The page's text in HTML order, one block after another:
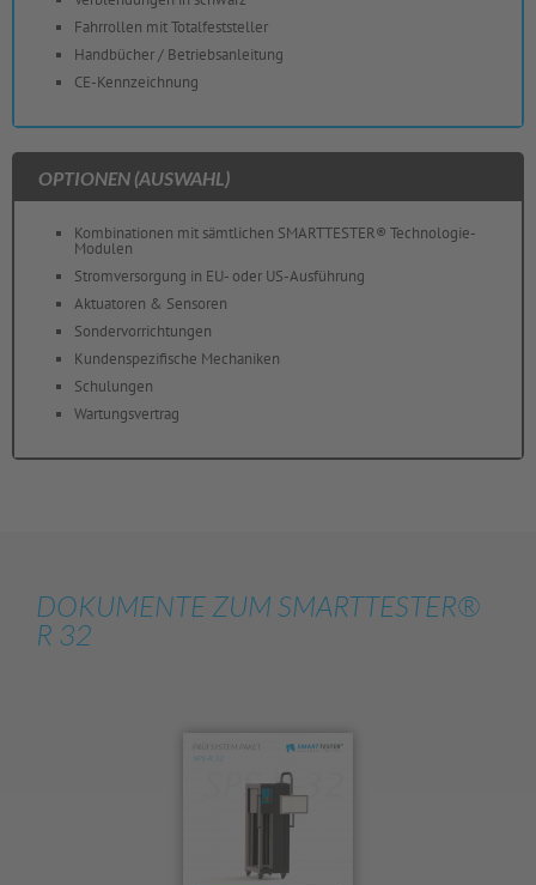
Fahrrollen mit Totalfeststeller
Handbücher / Betriebsanleitung
CE-Kennzeichnung
OPTIONEN (AUSWAHL)
Kombinationen mit sämtlichen SMARTTESTER® Technologie-
Modulen
Stromversorgung in EU- oder US-Ausführung
Aktuatoren & Sensoren
Sondervorrichtungen
Kundenspezifische Mechaniken
Schulungen
Wartungsvertrag
DOKUMENTE ZUM SMARTTESTER®
R 32